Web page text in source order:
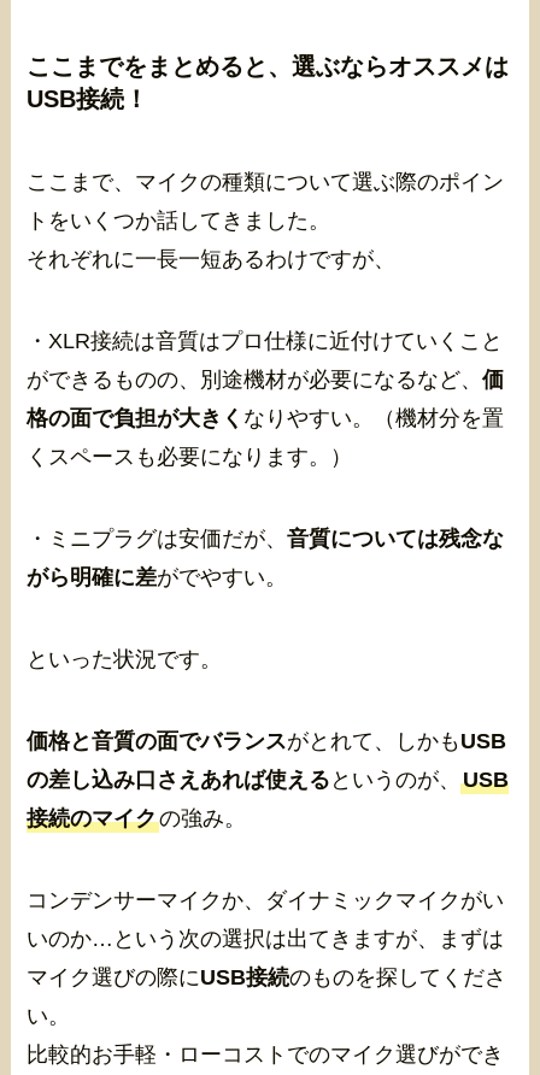
ここまでをまとめると、選ぶならオススメは
USB接続！
ここまで、マイクの種類について選ぶ際のポイン
トをいくつか話してきました。
それぞれに一長一短あるわけですが、
・XLR接続は音質はプロ仕様に近付けていくこと
ができるものの、別途機材が必要になるなど、価
格の面で負担が大きく なりやすい。（機材分を置
くスペースも必要になります。）
・ミニプラグは安価だが、音質については残念な
がら明確に差がでやすい。
といった状況です。
価格と音質の面でバランスがとれて、しかもUSB
の差し込み口さえあれば使える というのが、USB
接続のマイクの強み。
コンデンサーマイクか、ダイナミックマイクがい
いのか…という次の選択は出てきますが、まずは
マイク選びの際にUSB接続のものを探してくださ
い。
比較的お手軽・ローコストでのマイク選びができ